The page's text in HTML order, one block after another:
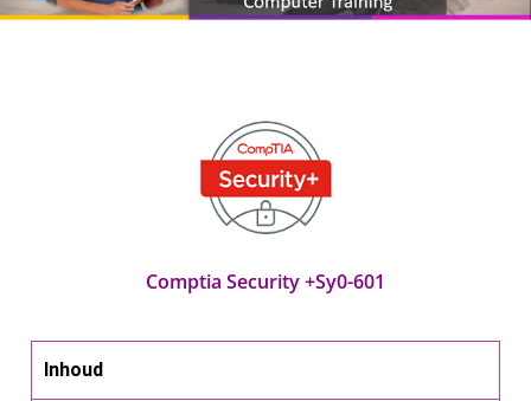
Comptia Security +Sy0-601
Inhoud